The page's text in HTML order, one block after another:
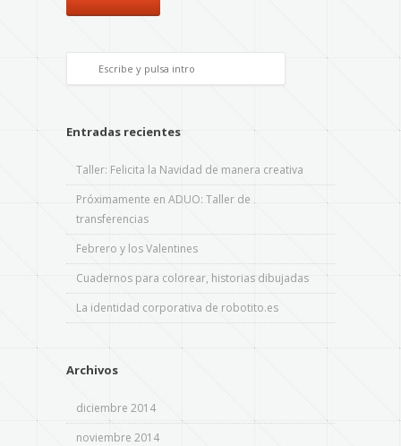
Entradas recientes
Taller: Felicita la Navidad de manera creativa
Próximamente en ADUO: Taller de
transferencias
Febrero y los Valentines
Cuadernos para colorear, historias dibujadas
La identidad corporativa de robotito.es
Archivos
diciembre 2014
noviembre 2014